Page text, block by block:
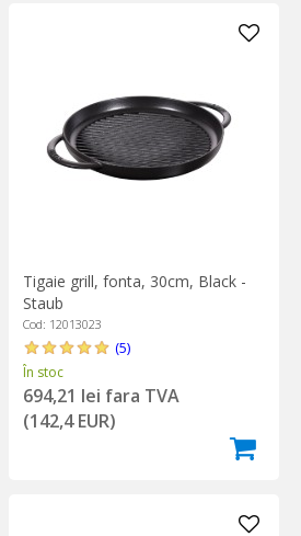
tigăii și infuzând mâncărurile cu
rigorile utilizării zilnice, chiar și la
reușește să impresioneze în orice
Tigaie grill, fonta, 30cm, Black -
Staub
Cod: 12013023
(5)
În stoc
694,21 lei fara TVA
(142,4 EUR)